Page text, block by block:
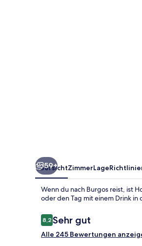
59+
ÜbersichtZimmerLage
Wenn du nach Burgos reist, ist
oder den Tag mit einem Drink in
Bewertungen
8,28,2 von 10.
Sehr gut
Alle 245 Bewertungen